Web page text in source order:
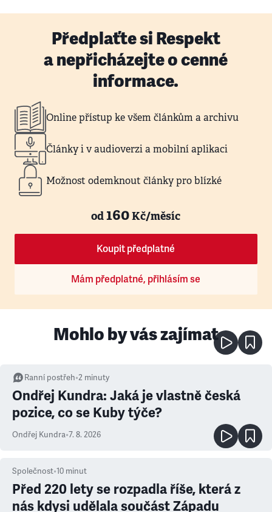
Předplaťte si Respekt
a nepřicházejte o cenné
informace.
Online přístup ke všem článkům a archivu
Články i v audioverzi a mobilní aplikaci
Možnost odemknout články pro blízké
od160Kč/měsíc
Koupit předplatné
Mám předplatné, přihlásím se
Mohlo by vás zajímat
Ranní postřeh•2 minuty
Ondřej Kundra: Jaká je vlastně česká
pozice, co se Kuby týče?
Ondřej Kundra•7. 8. 2026
Společnost•10 minut
Před 220 lety se rozpadla říše, která z
nás kdysi udělala součást Západu